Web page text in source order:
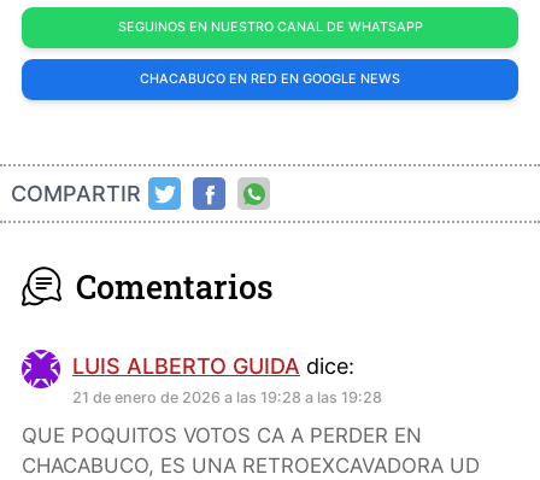
SEGUINOS EN NUESTRO CANAL DE WHATSAPP
CHACABUCO EN RED EN GOOGLE NEWS
COMPARTIR
Comentarios
LUIS ALBERTO GUIDA dice:
21 de enero de 2026 a las 19:28 a las 19:28
QUE POQUITOS VOTOS CA A PERDER EN
CHACABUCO, ES UNA RETROEXCAVADORA UD